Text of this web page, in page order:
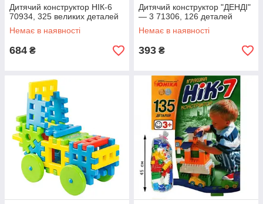
Дитячий конструктор НІК-6
70934, 325 великих деталей
Немає в наявності
684 ₴
Дитячий конструктор "ДЕНДІ"
— 3 71306, 126 деталей
Немає в наявності
393 ₴